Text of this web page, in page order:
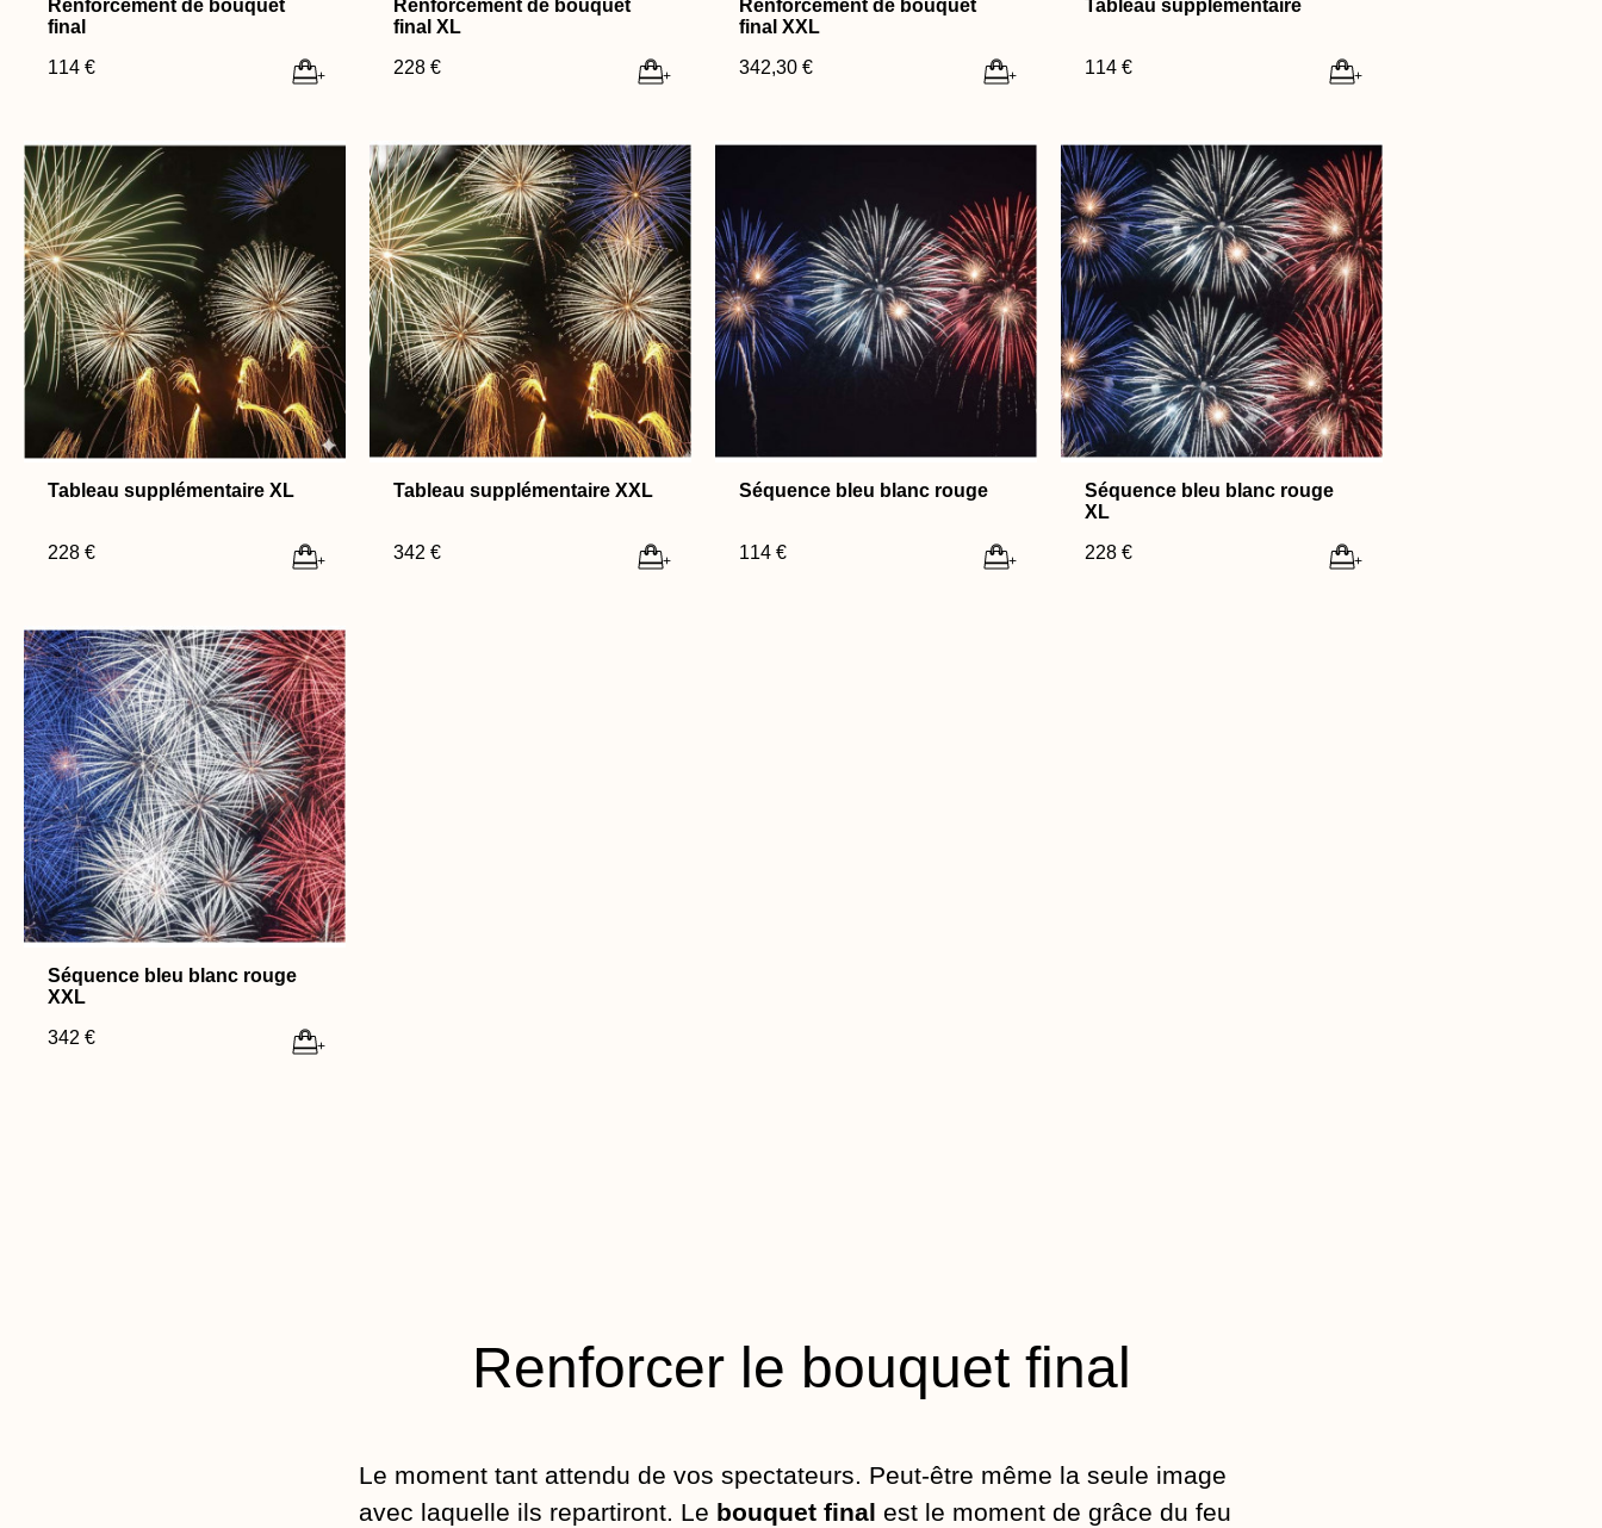
Renforcement de bouquet
final
114 €
+
Renforcement de bouquet
final XL
228 €
+
Renforcement de bouquet
final XXL
342,30 €
+
Tableau supplémentaire
114 € +
Tableau supplémentaire XL
228 € +
Tableau supplémentaire XXL
342 € +
Séquence bleu blanc rouge
114 € +
Séquence bleu blanc rouge
XL
228 €
+
Séquence bleu blanc rouge
XXL
342 €
+
Renforcer le bouquet final
Le moment tant attendu de vos spectateurs. Peut-être même la seule image
avec laquelle ils repartiront. Le bouquet final est le moment de grâce du feu